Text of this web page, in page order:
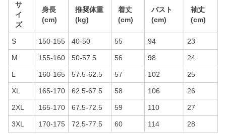
サ
イ
ズ
身長
(cm)
推奨体重
(kg)
着丈
(cm)
バスト
(cm)
袖丈
(cm)
S 150-155 40-50 55 94 23
M 155-160 50-57.5 56 98 24
L 160-165 57.5-62.5 57 102 25
XL 165-170 62.5-67.5 58 106 26
2XL 165-170 67.5-72.5 59 110 27
3XL 170-175 72.5-77.5 60 114 28